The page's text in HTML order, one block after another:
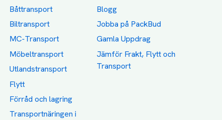
Båttransport
Biltransport
MC-Transport
Möbeltransport
Utlandstransport
Flytt
Förråd och lagring
Transportnäringen i
Blogg
Jobba på PackBud
Gamla Uppdrag
Jämför Frakt, Flytt och
Transport